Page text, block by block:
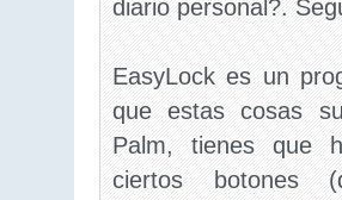
diario personal?.
EasyLock es un
que estas cosas
Palm, tienes que
ciertos botones